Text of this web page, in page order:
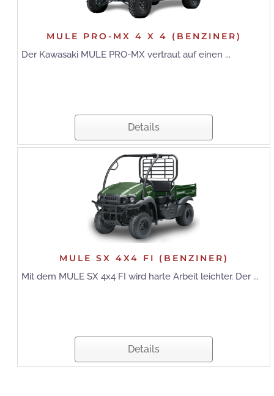
MULE PRO-MX 4 X 4 (BENZINER)
Der Kawasaki MULE PRO-MX vertraut auf einen ...
Details
MULE SX 4X4 FI (BENZINER)
Mit dem MULE SX 4x4 FI wird harte Arbeit leichter. Der ...
Details